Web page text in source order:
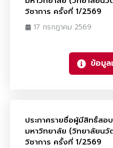
วิชาการ ครั้งที่ 1/2569
17 กรกฎาคม 2569
ข้อมูล
ประกาศรายชื่อผู้มีสิทธิ์ส
มหาวิทยาลัย (วิทยาลัยน
วิชาการ ครั้งที่ 1/2569